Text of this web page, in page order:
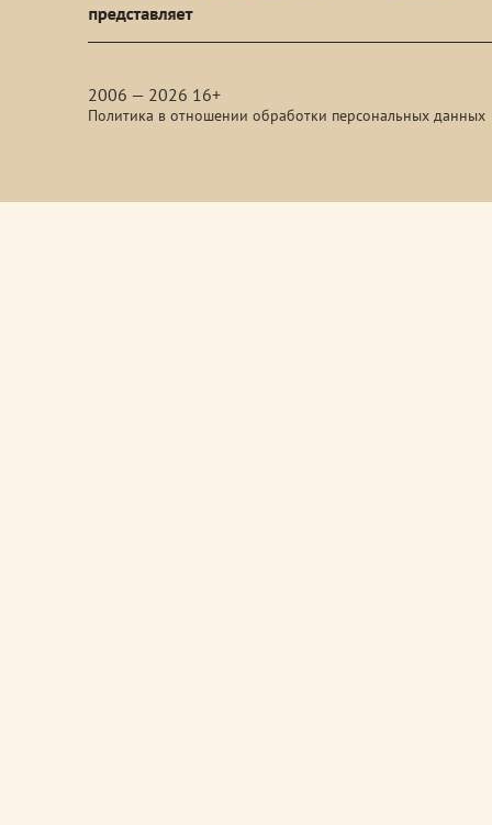
2006 — 2026 16+
Политика в отношении обработки персональных данных